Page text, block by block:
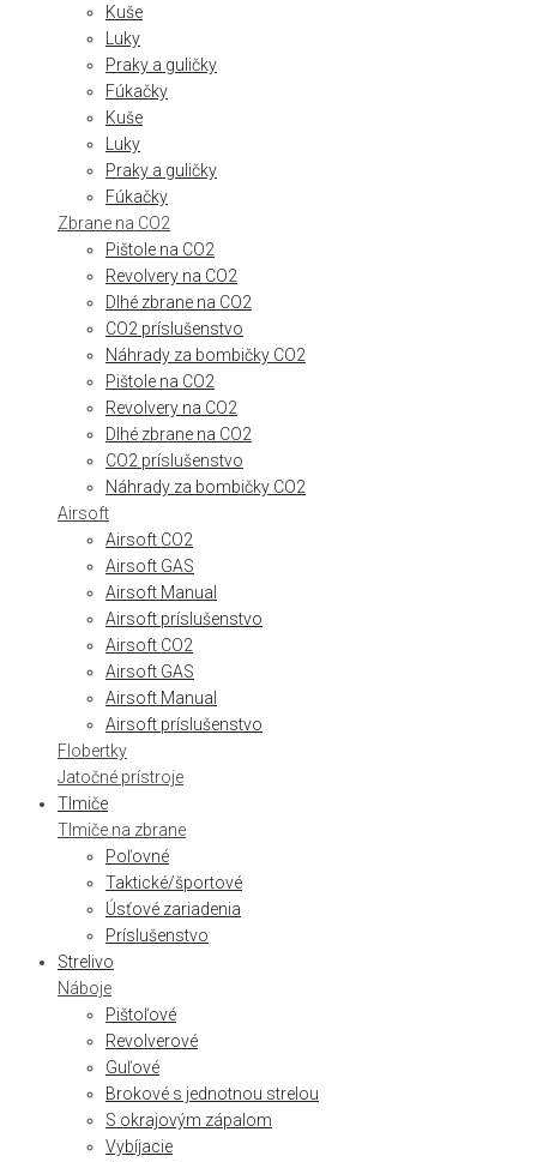
Kuše
Luky
Praky a guličky
Fúkačky
Kuše
Luky
Praky a guličky
Fúkačky
Zbrane na CO2
Pištole na CO2
Revolvery na CO2
Dlhé zbrane na CO2
CO2 príslušenstvo
Náhrady za bombičky CO2
Pištole na CO2
Revolvery na CO2
Dlhé zbrane na CO2
CO2 príslušenstvo
Náhrady za bombičky CO2
Airsoft
Airsoft CO2
Airsoft GAS
Airsoft Manual
Airsoft príslušenstvo
Airsoft CO2
Airsoft GAS
Airsoft Manual
Airsoft príslušenstvo
Flobertky
Jatočné prístroje
Tlmiče
Tlmiče na zbrane
Poľovné
Taktické/športové
Úsťové zariadenia
Príslušenstvo
Strelivo
Náboje
Pištoľové
Revolverové
Guľové
Brokové s jednotnou strelou
S okrajovým zápalom
Vybíjacie